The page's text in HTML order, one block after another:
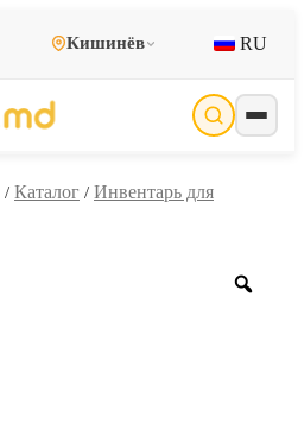
Кишинёв RU
/ Каталог / Инвентарь для